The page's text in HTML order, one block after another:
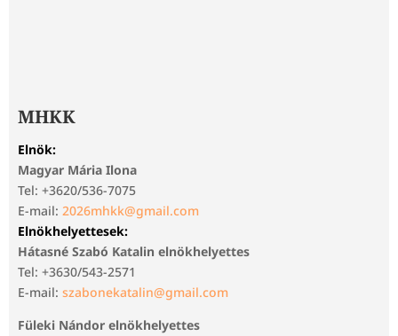
MHKK
Elnök:
Magyar Mária Ilona
Tel: +3620/536-7075
E-mail: 2026mhkk@gmail.com
Elnökhelyettesek:
Hátasné Szabó Katalin elnökhelyettes
Tel: +3630/543-2571
E-mail: szabonekatalin@gmail.com
Füleki Nándor elnökhelyettes